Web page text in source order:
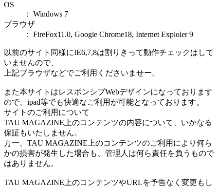
OS
： Windows 7
ブラウザ
： FireFox11.0, Google Chrome18, Internet Exploler 9
以前のサイト同様にIE6,7,8は割りきって動作チェックはして
いませんので、
上記ブラウザなどでご利用くださいませー。
また本サイトはレスポンシブWebデザインになっております
ので、ipad等でも快適なご利用が可能となっております。
サイトのご利用について
TAU MAGAZINE上のコンテンツの内容について、いかなる
保証もいたしません。
万一、TAU MAGAZINE上のコンテンツのご利用により何ら
かの損害が発生した場合も、管理人は何ら責任を負うもので
はありません。
TAU MAGAZINE上のコンテンツやURLを予告なく変更もし